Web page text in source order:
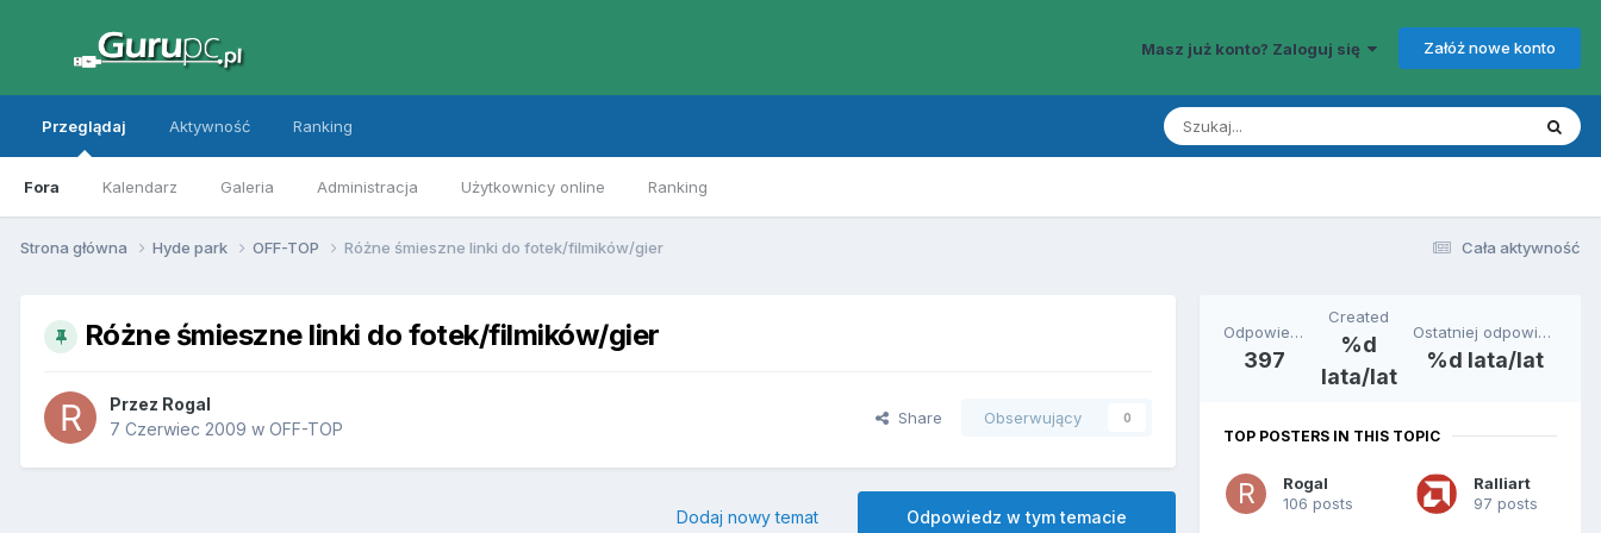
Masz już konto? Zaloguj się Załóż nowe konto
Przeglądaj
Fora Kalendarz Galeria Administracja Użytkownicy online Ranking
Aktywność Ranking
Cała aktywność
Strona główna Hyde park OFF-TOP Różne śmieszne linki do fotek/filmików/gier
Różne śmieszne linki do fotek/filmików/gier
Przez Rogal
7 Czerwiec 2009 w OFF-TOP
Share Obserwujący 0
Odpowiedz w tym temacie
Dodaj nowy temat
Odpowiedzi
397
Created
%d
lata/lat
Ostatniej odpowiedzi
%d lata/lat
TOP POSTERS IN THIS TOPIC
Rogal
106 posts
Ralliart
97 posts